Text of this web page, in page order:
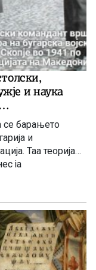
и наука
Македонија
се барањето
и
Таа теорија
ја
Тие се
Тоа е смешно.
му да се промени
генералот
за